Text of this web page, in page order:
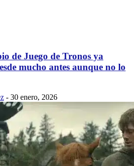
de Juego de Tronos ya
mucho antes aunque no lo
- 30 enero, 2026